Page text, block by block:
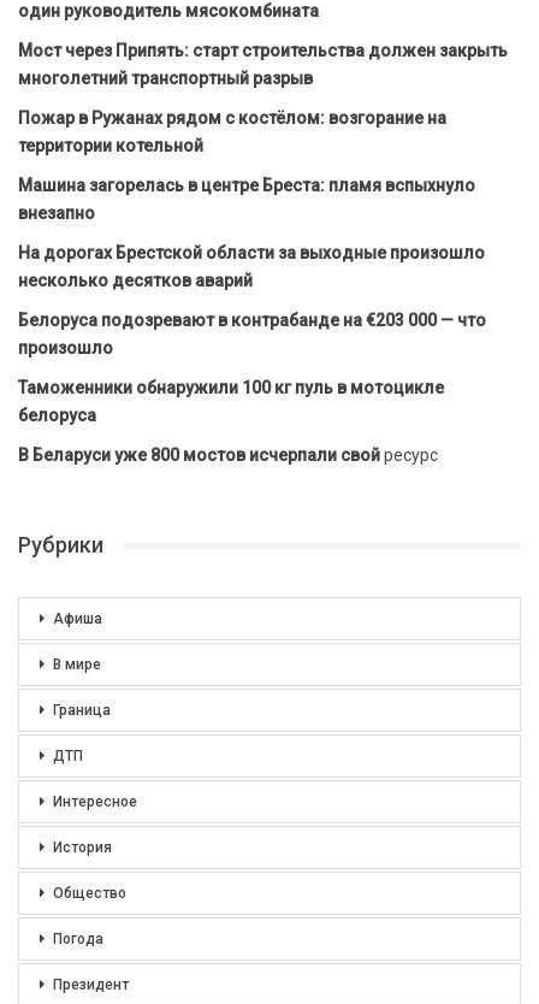
один руководитель мясокомбината
Мост через Припять: старт строительства должен закрыть
многолетний транспортный разрыв
Пожар в Ружанах рядом с костёлом: возгорание на
территории котельной
Машина загорелась в центре Бреста: пламя вспыхнуло
внезапно
На дорогах Брестской области за выходные произошло
несколько десятков аварий
Белоруса подозревают в контрабанде на €203 000 — что
произошло
Таможенники обнаружили 100 кг пуль в мотоцикле
белоруса
В Беларуси уже 800 мостов исчерпали свойресурс
Рубрики
Афиша
В мире
Граница
ДТП
Интересное
История
Общество
Погода
Президент